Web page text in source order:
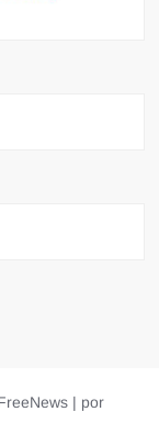
| por